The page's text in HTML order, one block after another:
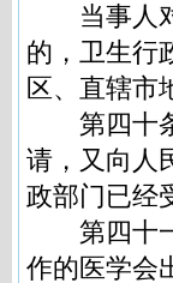
当事人对
的，卫生行
区、直辖市
第四十条
请，又向人
政部门已经
第四十一
作的医学会